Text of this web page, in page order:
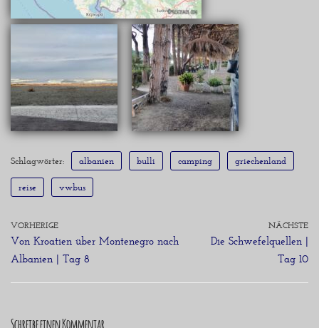
Schlagwörter: albanien bulli camping griechenland
reise vwbus
VORHERIGE
Von Kroatien über Montenegro nach
Albanien | Tag 8
NÄCHSTE
Die Schwefelquellen |
Tag 10
Schreibe einen Kommentar